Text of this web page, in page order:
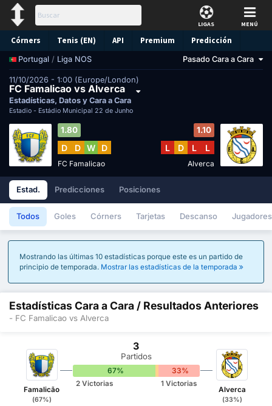
LIGAS MENÚ
Córners Tenis (EN) API Premium Predicción
Portugal / Liga NOS Pasado Cara a Cara
11/10/2026 - 1:00 (Europe/London)
FC Famalicao vs Alverca
Estadísticas, Datos y Cara a Cara
Estadio - Estádio Municipal 22 de Junho
1.80
D D W D
FC Famalicao
1.10
L D L L
Alverca
Estad. Predicciones Posiciones
Todos Goles Córners Tarjetas Descanso Jugadores
Mostrando las últimas 10 estadísticas porque este es un partido de
principio de temporada. Mostrar las estadísticas de la temporada
Estadísticas Cara a Cara / Resultados Anteriores
- FC Famalicao vs Alverca
Famalicão
(67%)
3
Partidos
67% 33%
2 Victorias 1 Victorias
Alverca
(33%)